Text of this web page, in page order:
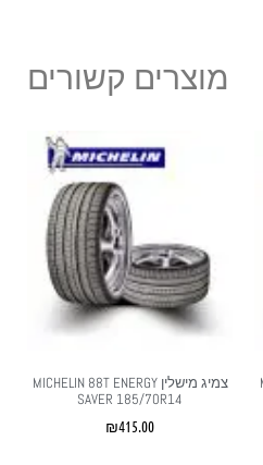
מוצרים קשורים
צמיג מישלין MICHELIN 88T ENERGY
SAVER 185/70R14
₪415.00